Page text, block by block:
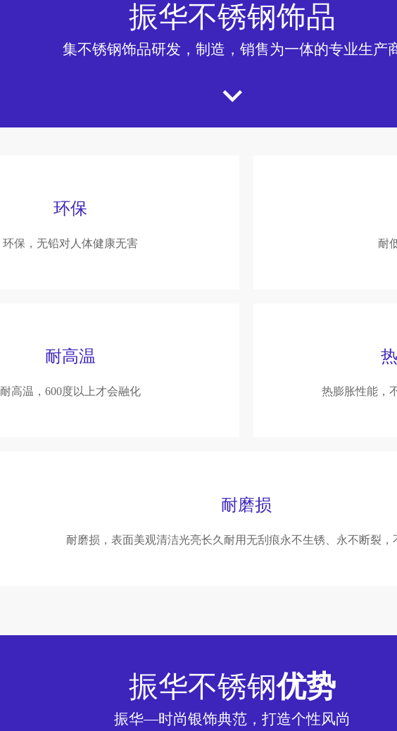
振华不锈钢饰品
集不锈钢饰品研发，制造，销售为一体的专业生产
环保
环保，无铅对人体健康无害 耐
耐高温
耐高温，600度以上才会融化 热膨胀性能，
耐磨损
耐磨损，表面美观清洁光亮长久耐用无刮痕永不生锈、永不断裂，
振华不锈钢优势
振华—时尚银饰典范，打造个性风尚